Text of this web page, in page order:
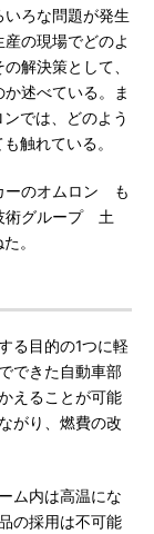
ろな問題が発生
の現場でどのよ
解決策として、
述べている。ま
では、どのよう
触れている。
ーのオムロン も
術グループ 土
。
る目的の1つに軽
できた自動車部
えることが可能
がり、燃費の改
ム内は高温にな
の採用は不可能